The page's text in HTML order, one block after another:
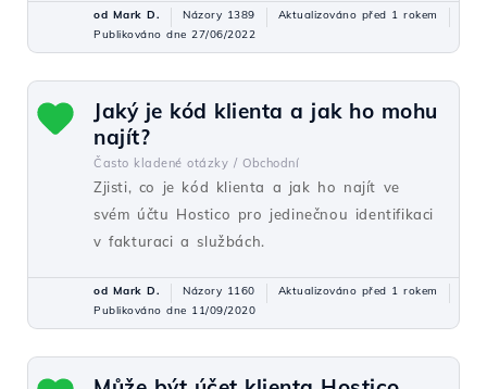
od Mark D. Názory 1389
Aktualizováno před 1 rokem
Publikováno dne 27/06/2022
Jaký je kód klienta a jak ho mohu
najít?
Často kladené otázky / Obchodní
Zjisti, co je kód klienta a jak ho najít ve
svém účtu Hostico pro jedinečnou identifikaci
v fakturaci a službách.
od Mark D. Názory 1160
Aktualizováno před 1 rokem
Publikováno dne 11/09/2020